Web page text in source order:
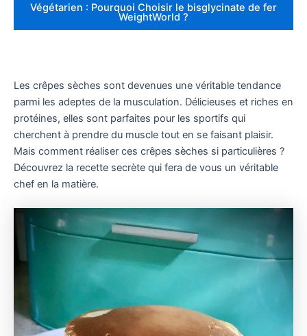
Végétarien : Pourquoi Choisir le bisglycinate de fer
WeightWorld ?
Les crêpes sèches sont devenues une véritable tendance
parmi les adeptes de la musculation. Délicieuses et riches en
protéines, elles sont parfaites pour les sportifs qui
cherchent à prendre du muscle tout en se faisant plaisir.
Mais comment réaliser ces crêpes sèches si particulières ?
Découvrez la recette secrète qui fera de vous un véritable
chef en la matière.